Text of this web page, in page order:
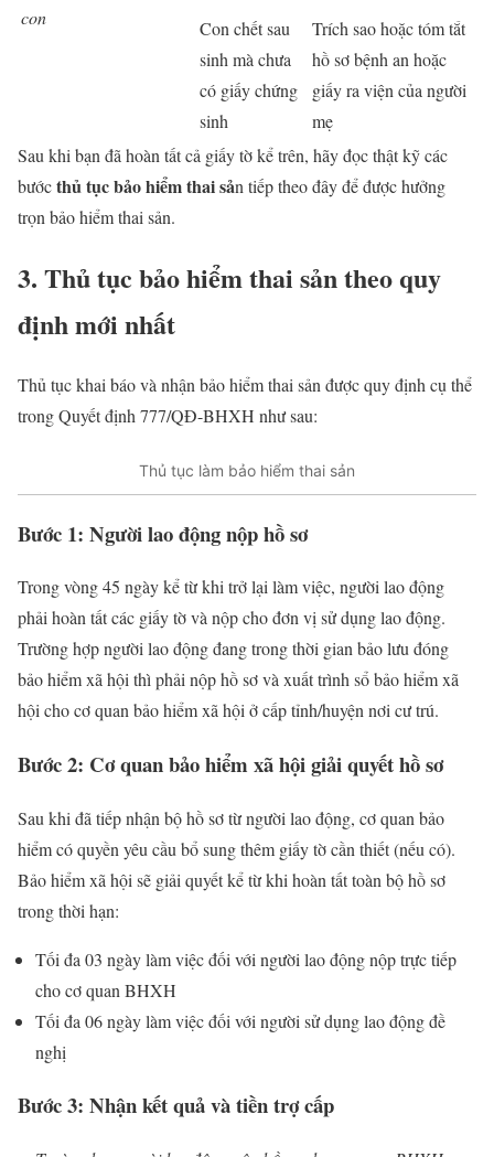
con
Con chết sau
sinh mà chưa
có giấy chứng
sinh
Trích sao hoặc tóm tắt
hồ sơ bệnh an hoặc
giấy ra viện của người
mẹ
Sau khi bạn đã hoàn tất cả giấy tờ kể trên, hãy đọc thật kỹ các
bướcthủ tục bảo hiểm thai sản tiếp theo đây để được hưởng
trọn bảo hiểm thai sản.
3. Thủ tục bảo hiểm thai sảntheo quy
định mới nhất
Thủ tục khai báo và nhận bảo hiểm thai sản được quy định cụ thể
trong Quyết định 777/QĐ-BHXH như sau:
Thủ tục làm bảo hiểm thai sản
Bước 1: Người lao động nộp hồ sơ
Trong vòng 45 ngày kể từ khi trở lại làm việc, người lao động
phải hoàn tất các giấy tờ và nộp cho đơn vị sử dụng lao động.
Trường hợp người lao động đang trong thời gian bảo lưu đóng
bảo hiểm xã hội thì phải nộp hồ sơ và xuất trình sổ bảo hiểm xã
hội cho cơ quan bảo hiểm xã hội ở cấp tỉnh/huyện nơi cư trú.
Bước 2: Cơ quan bảo hiểm xã hội giải quyết hồ sơ
Sau khi đã tiếp nhận bộ hồ sơ từ người lao động, cơ quan bảo
hiểm có quyền yêu cầu bổ sung thêm giấy tờ cần thiết (nếu có).
Bảo hiểm xã hội sẽ giải quyết kể từ khi hoàn tất toàn bộ hồ sơ
trong thời hạn:
Tối đa 03 ngày làm việc đối với người lao động nộp trực tiếp
cho cơ quan BHXH
Tối đa 06 ngày làm việc đối với người sử dụng lao động đề
nghị
Bước 3: Nhận kết quả và tiền trợ cấp